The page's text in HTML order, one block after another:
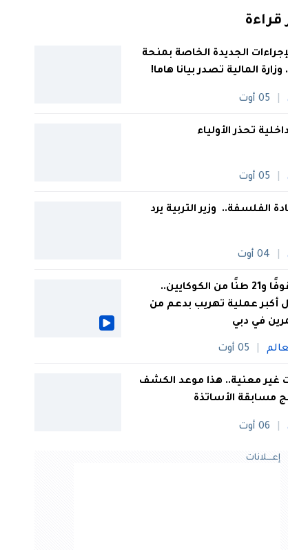
قراءة
الجديدة الخاصة بمنحة
المالية تصدر بيانا هاما!
05 أوت
تحذر الأولياء
05 أوت
الفلسفة.. وزير التربية يرد
04 أوت
44 موقوفًا و21 طنًا من الكوكايين..
أكبر عملية تهريب بدعم من
في دبي
05 أوت
غير معنية.. هذا موعد الكشف
مسابقة الأساتذة
06 أوت
إعــــلانات